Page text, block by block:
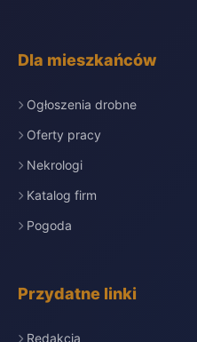
Dla mieszkańców
Ogłoszenia drobne
Oferty pracy
Nekrologi
Katalog firm
Pogoda
Przydatne linki
Redakcja